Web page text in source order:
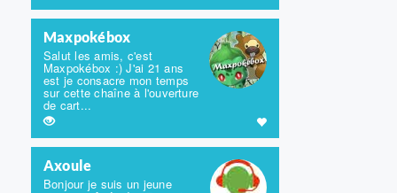
Maxpokébox
Salut les amis, c'est
Maxpokébox :) J'ai 21 ans
est je consacre mon temps
sur cette chaîne à l'ouverture
de cart...
Axoule
Bonjour je suis un jeune